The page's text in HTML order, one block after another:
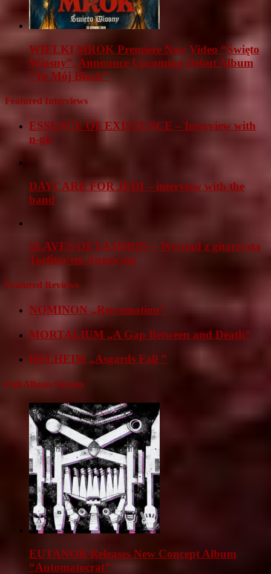
WIELKI MROK Premiere New Video “Święto
Wiosny”, Announce Upcoming Debut Album
“To Mój Black”
Featured Interviews
ESSENCE OF EXISTENCE – Interview with
n-gh
DAYCARE FOR JEDI – interview with the
band
SLAVES OF FASHION – Wywiad z gitarzystą
Torfinn’em Sirnes’em
Featured Reviews
NOMINON „Recremation”
MORTALIUM „A Gap Between and Death”
HELHEIM „Asgards Fall ”
Full Album Stream
EUTANOR Releases New Concept Album
“Automatocrat”